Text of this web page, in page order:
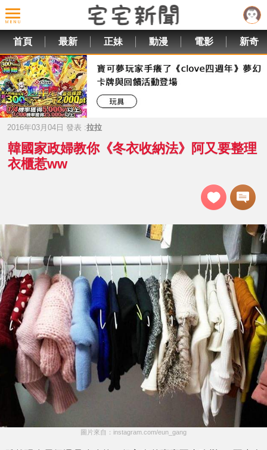
首頁 最新 正妹 動漫 電影 新奇
2016年03月04日 發表 :拉拉
韓國家政婦教你《冬衣收納法》阿又要整理
衣櫃惹ww
圖片來自：instagram.com/eun_gang